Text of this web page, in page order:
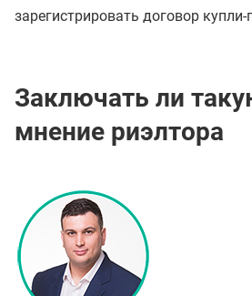
зарегистрировать договор
Заключать ли
мнение риэлтора